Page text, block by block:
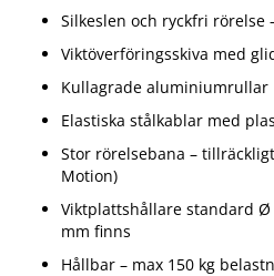
Silkeslen och ryckfri rörelse
Viktöverföringsskiva med
Kullagrade aluminiumrullar
Elastiska stålkablar med
Stor rörelsebana –
Motion)
Viktplattshållare standard
mm finns
Hållbar – max 150 kg